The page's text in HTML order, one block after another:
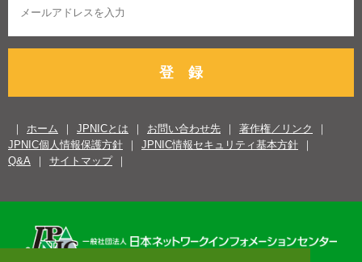
登 録
ホーム JPNICとは お問い合わせ先
著作権／リンク
JPNIC個人情報保護方針
JPNIC情報セキュリティ基本方針
Q&A
サイトマップ